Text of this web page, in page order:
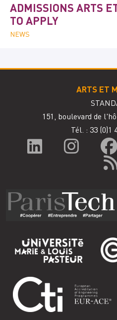
ADMISSIONS ARTS
TO APPLY
NEWS
ARTS ET
151, boulevard de
Tél. : 33 (0)1